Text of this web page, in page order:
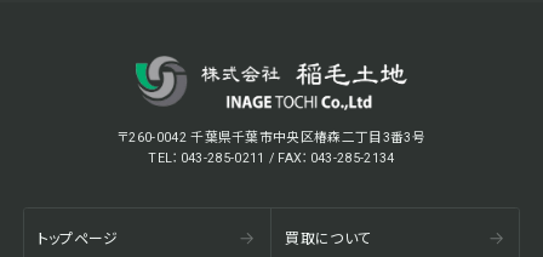
〒260-0042 千葉県千葉市中央区椿森二丁目3番3号
TEL：043-285-0211 / FAX：043-285-2134
トップページ 買取について